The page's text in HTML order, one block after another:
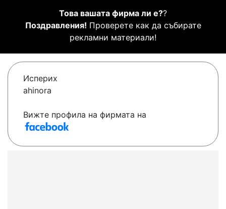
Това вашата фирма ли е??
Поздравления! Проверете как да събирате
рекламни материали!
Исперих
ahinora
Вижте профила на фирмата на